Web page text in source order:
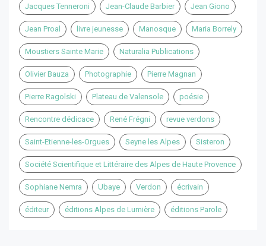
Jacques Tenneroni Jean-Claude Barbier Jean Giono
Jean Proal livre jeunesse Manosque Maria Borrely
Moustiers Sainte Marie Naturalia Publications
Olivier Bauza Photographie Pierre Magnan
Pierre Ragolski Plateau de Valensole poésie
Rencontre dédicace René Frégni revue verdons
Saint-Etienne-les-Orgues Seyne les Alpes Sisteron
Société Scientifique et Littéraire des Alpes de Haute Provence
Sophiane Nemra Ubaye Verdon écrivain
éditeur éditions Alpes de Lumière éditions Parole